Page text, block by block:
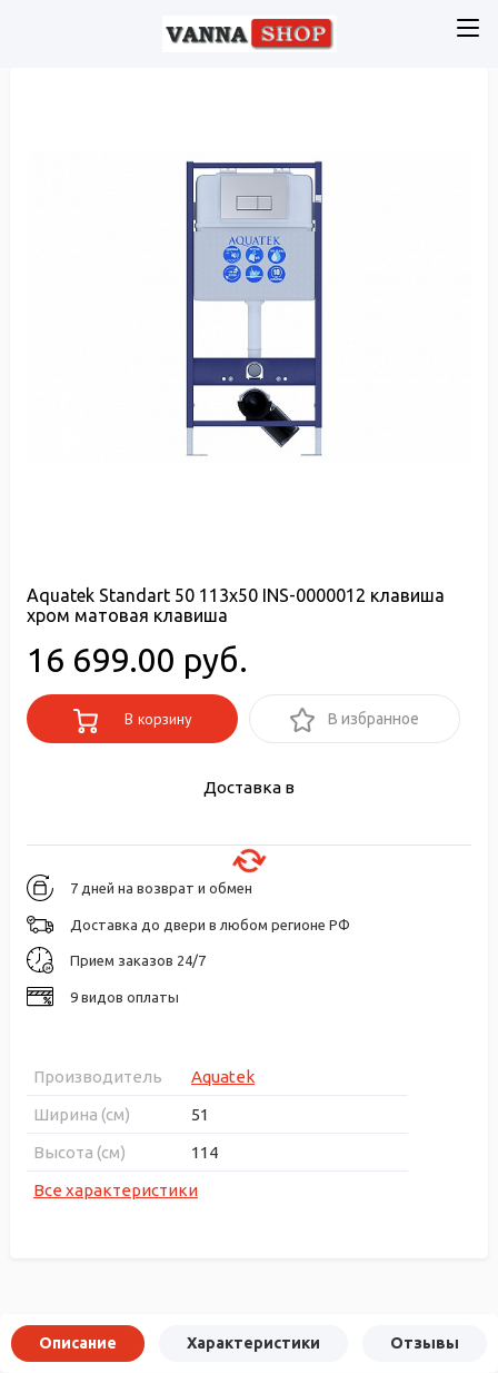
Aquatek Standart 50 113x50 INS-0000012 клавиша
хром матовая клавиша
16 699.00 руб.
В корзину В избранное
Доставка в
7 дней на возврат и обмен
Доставка до двери в любом регионе РФ
Прием заказов 24/7
9 видов оплаты
Производитель
Aquatek
Ширина (см)
51
Высота (см)
114
Все характеристики
Описание Характеристики Отзывы